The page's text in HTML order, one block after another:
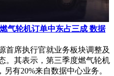
气轮机订单中东占三成 数据
首席执行官就业务板块调整及
。其表示，第三季度燃气轮机
有20%来自数据中心业务。